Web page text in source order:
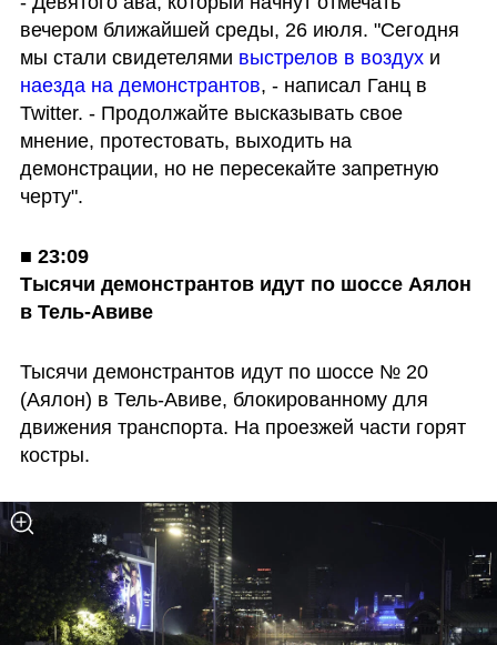
вечером ближайшей среды, 26 июля. "Сегодня
мы стали свидетелями выстрелов в воздух
наезда на демонстрантов, - написал Ганц в
Twitter. - Продолжайте высказывать свое
мнение, протестовать, выходить на
демонстрации, но не пересекайте запретную
черту".
■ 23:09
Тысячи демонстрантов идут по шоссе Аялон
в Тель-Авиве
Тысячи демонстрантов идут по шоссе № 20
(Аялон) в Тель-Авиве, блокированному для
движения транспорта. На проезжей части горят
костры.